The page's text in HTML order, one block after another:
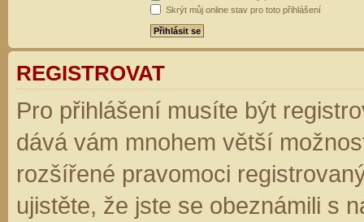
Skrýt můj online stav pro toto přihlášení
REGISTROVAT
Pro přihlášení musíte být
dává vám mnohem větší
rozšířené pravomoci
ujistěte, že jste se obeznámili s